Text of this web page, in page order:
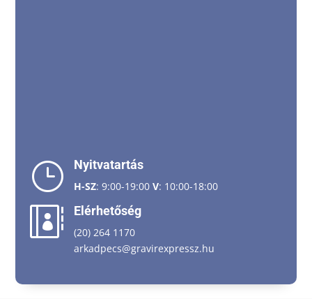
} Nyitvatartás
H-SZ: 9:00-19:00 V: 10:00-18:00
 Elérhetőség
(20) 264 1170
arkadpecs@gravirexpressz.hu